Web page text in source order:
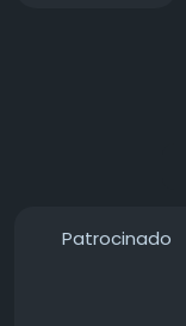
Patrocinado